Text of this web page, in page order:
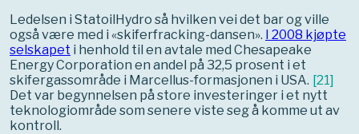
Ledelsen i StatoilHydro så hvilken vei det bar og ville
også være med i «skiferfracking-dansen». I 2008 kjøpte
selskapet i henhold til en avtale med Chesapeake
Energy Corporation en andel på 32,5 prosent i et
skifergassområde i Marcellus-formasjonen i USA. [21]
Det var begynnelsen på store investeringer i et nytt
teknologiområde som senere viste seg å komme ut av
kontroll.